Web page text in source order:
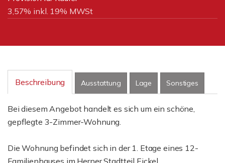
3,57% inkl. 19% MWSt
Beschreibung Ausstattung Lage Sonstiges
Bei diesem Angebot handelt es sich um ein schöne,
gepflegte 3-Zimmer-Wohnung.
Die Wohnung befindet sich in der 1. Etage eines 12-
Familienhauses im Herner Stadtteil Eickel.